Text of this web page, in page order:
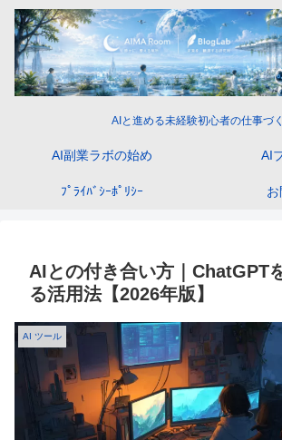
AIと進める未経験初心者の仕事づ
AI副業ラボの始め AI
ﾌﾟﾗｲﾊﾞｼｰﾎﾟﾘｼｰ
AIとの付き合い方｜ChatGPT
る活用法【2026年版】
AI ツール